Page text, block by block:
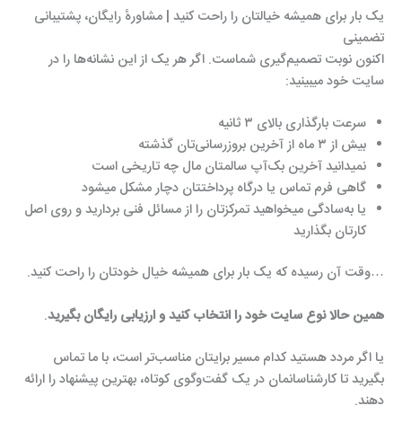
یک بار برای همیشه خیالتان را راحت کنید | مشاورهٔ رایگان، پشتیبانی
تضمینی
اکنون نوبت تصمیم‌گیری شماست. اگر هر یک از این نشانه‌ها را در
سایت خود میبینید:
سرعت بارگذاری بالای ۳ ثانیه
بیش از ۳ ماه از آخرین بروزرسانی‌تان گذشته
نمیدانید آخرین بک‌آپ سالمتان مال چه تاریخی است
گاهی فرم تماس یا درگاه پرداختتان دچار مشکل میشود
یا به‌سادگی میخواهید تمرکزتان را از مسائل فنی بردارید و روی اصل
کارتان بگذارید
…وقت آن رسیده که یک بار برای همیشه خیال خودتان را راحت کنید.
همین حالا نوع سایت خود را انتخاب کنید و ارزیابی رایگان بگیرید.
یا اگر مردد هستید کدام مسیر برایتان مناسب‌تر است، با ما تماس
بگیرید تا کارشناسانمان در یک گفت‌وگوی کوتاه، بهترین پیشنهاد را ارائه
دهند.